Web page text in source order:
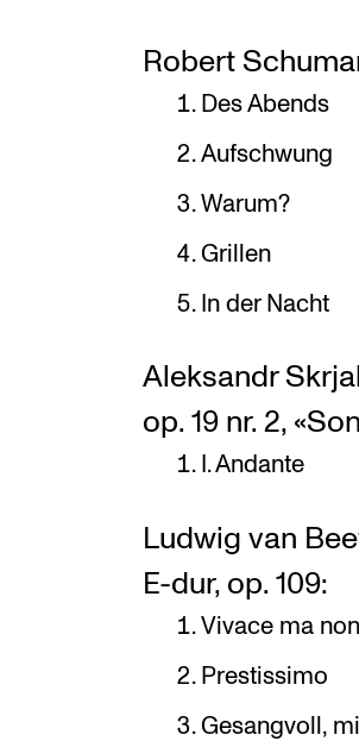
Robert
Des Abends
Aufschwung
Warum?
Grillen
In der Nacht
Aleksandr
op. 19 nr. 2,
I. Andante
Ludwig van
E-dur, op. 109:
Vivace ma
Prestissimo
Gesangvoll,